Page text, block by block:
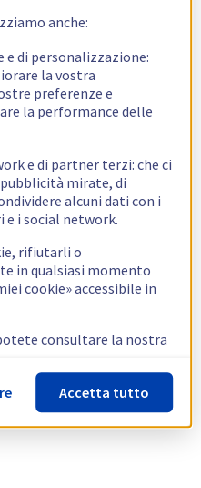
anche:
di personalizzazione:
la vostra
preferenze e
la performance delle
e di partner terzi: che ci
mirate, di
alcuni dati con i
i social network.
rifiutarli o
in qualsiasi momento
cookie» accessibile in
consultare la nostra
Accetta tutto